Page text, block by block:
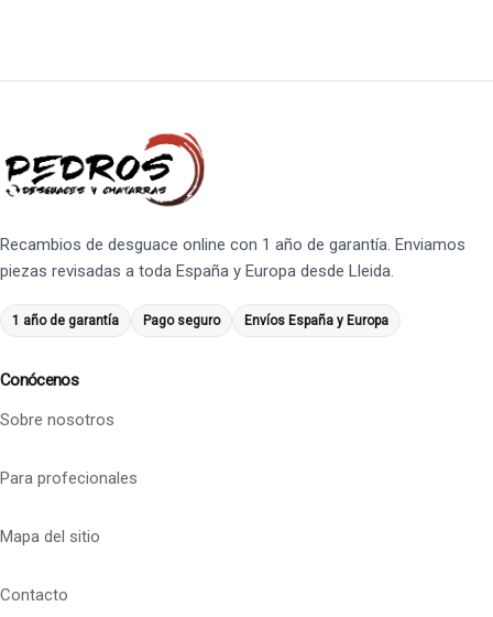
Recambios de desguace online con 1 año de garantía. Enviamos
piezas revisadas a toda España y Europa desde Lleida.
1 año de garantía Pago seguro Envíos España y Europa
Conócenos
Sobre nosotros
Para profecionales
Mapa del sitio
Contacto